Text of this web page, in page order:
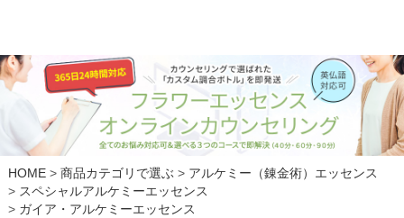
HOME 商品カテゴリで選ぶ
アルケミー（錬金術）エッセンス
スペシャルアルケミーエッセンス
ガイア・アルケミーエッセンス